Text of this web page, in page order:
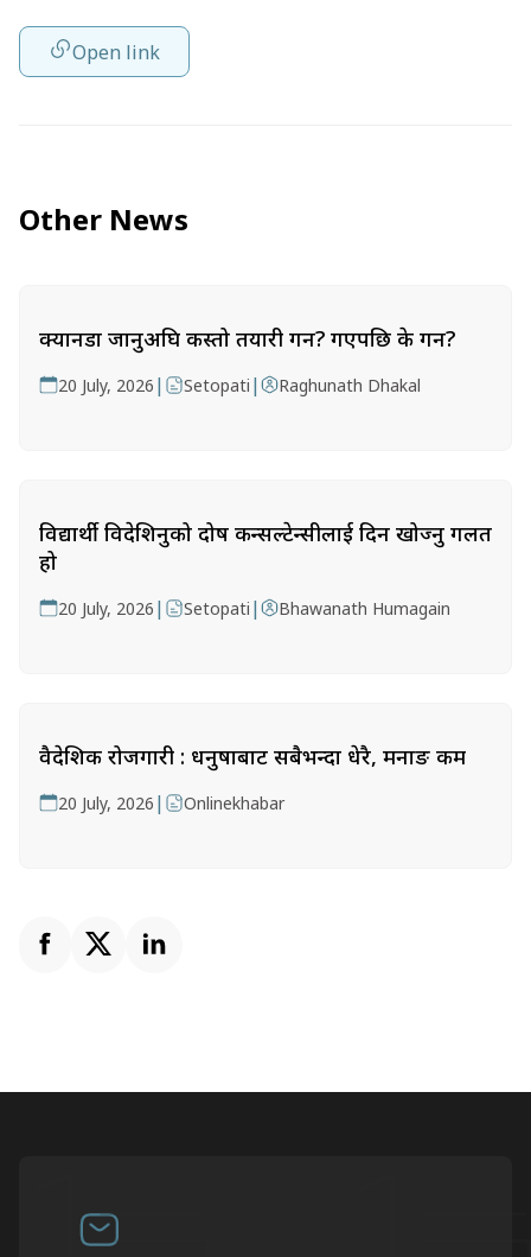
Open link
Other News
क्यानडा जानुअघि कस्तो तयारी गर्ने? गएपछि के गर्ने?
20 July, 2026 | Setopati | Raghunath Dhakal
विद्यार्थी विदेशिनुको दोष कन्सल्टेन्सीलाई दिन खोज्नु गलत
हो
20 July, 2026 | Setopati | Bhawanath Humagain
वैदेशिक रोजगारी : धनुषाबाट सबैभन्दा धेरै, मनाङ कम
20 July, 2026 | Onlinekhabar